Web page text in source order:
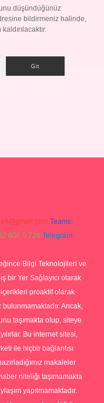
düşündüğünüz
bildirmeniz halinde,
Teams:
606 0 726 Telegram:
Bilgi Teknolojileri ve
bir Yer Sağlayıcı olarak
proaktif olarak
Ancak,
taşımakta olup, siteye
Bu internet sitesi,
ile hiçbir bağlantısı
makaleler
niteliği taşımamakta
yapılmamaktadır.